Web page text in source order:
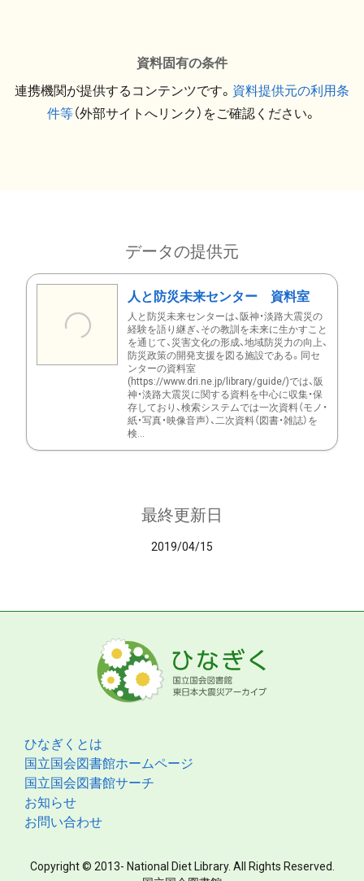
資料固有の条件
連携機関が提供するコンテンツです。 資料提供元の利用条
件等（外部サイトへリンク）をご確認ください。
データの提供元
人と防災未来センター 資料室
人と防災未来センターは、阪神・淡路大震災の
経験を語り継ぎ、その教訓を未来に生かすこと
を通じて、災害文化の形成、地域防災力の向上、
防災政策の開発支援を図る施設である。同セ
ンターの資料室
(https://www.dri.ne.jp/library/guide/)では、阪
神・淡路大震災に関する資料を中心に収集・保
存しており、検索システムでは一次資料（モノ・
紙・写真・映像音声）、二次資料（図書・雑誌）を
検...
最終更新日
2019/04/15
ひなぎくとは
国立国会図書館ホームページ
国立国会図書館サーチ
お知らせ
お問い合わせ
Copyright © 2013- National Diet Library. All Rights Reserved.